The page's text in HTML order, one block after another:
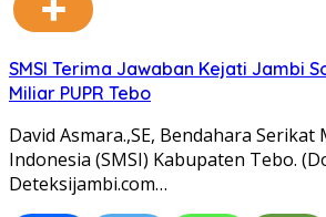
SMSI Terima Jawaban Kejati Jambi
Miliar PUPR Tebo
David Asmara.,SE, Bendahara Serikat
Indonesia (SMSI) Kabupaten Tebo.
Deteksijambi.com…